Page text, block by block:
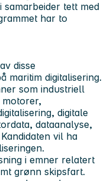
tett med
har to
disse
maritim digitalisering.
som industriell
motorer,
digitale
dataanalyse,
vil ha
i emner relatert
grønn skipsfart.